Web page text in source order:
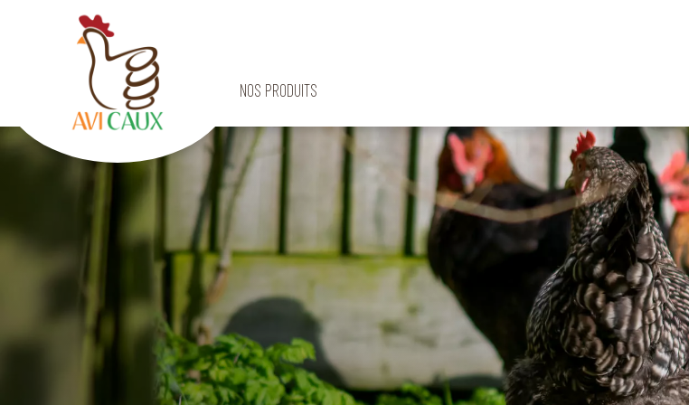
SECTEURS D'ACTIVITÉ NOS PRODUITS